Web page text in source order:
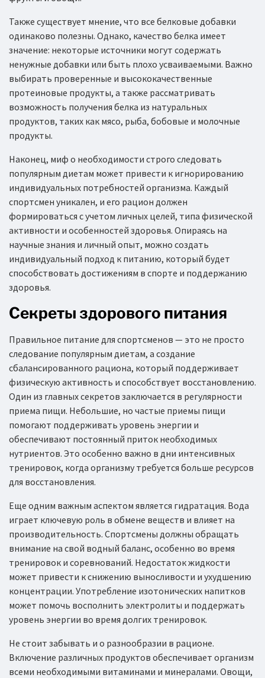
Также существует мнение, что все белковые добавки
одинаково полезны. Однако, качество белка имеет
значение: некоторые источники могут содержать
ненужные добавки или быть плохо усваиваемыми. Важно
выбирать проверенные и высококачественные
протеиновые продукты, а также рассматривать
возможность получения белка из натуральных
продуктов, таких как мясо, рыба, бобовые и молочные
продукты.
Наконец, миф о необходимости строго следовать
популярным диетам может привести к игнорированию
индивидуальных потребностей организма. Каждый
спортсмен уникален, и его рацион должен
формироваться с учетом личных целей, типа физической
активности и особенностей здоровья. Опираясь на
научные знания и личный опыт, можно создать
индивидуальный подход к питанию, который будет
способствовать достижениям в спорте и поддержанию
здоровья.
Секреты здорового питания
Правильное питание для спортсменов — это не просто
следование популярным диетам, а создание
сбалансированного рациона, который поддерживает
физическую активность и способствует восстановлению.
Один из главных секретов заключается в регулярности
приема пищи. Небольшие, но частые приемы пищи
помогают поддерживать уровень энергии и
обеспечивают постоянный приток необходимых
нутриентов. Это особенно важно в дни интенсивных
тренировок, когда организму требуется больше ресурсов
для восстановления.
Еще одним важным аспектом является гидратация. Вода
играет ключевую роль в обмене веществ и влияет на
производительность. Спортсмены должны обращать
внимание на свой водный баланс, особенно во время
тренировок и соревнований. Недостаток жидкости
может привести к снижению выносливости и ухудшению
концентрации. Употребление изотонических напитков
может помочь восполнить электролиты и поддержать
уровень энергии во время долгих тренировок.
Не стоит забывать и о разнообразии в рационе.
Включение различных продуктов обеспечивает организм
всеми необходимыми витаминами и минералами. Овощи,